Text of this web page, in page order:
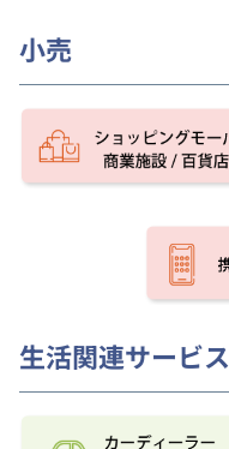
小売
生活関連サービス